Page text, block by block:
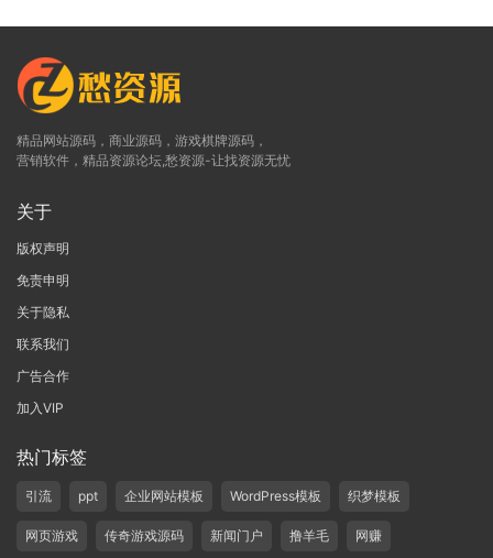
精品网站源码，商业源码，游戏棋牌源码，
营销软件，精品资源论坛,愁资源-让找资源无忧
关于
版权声明
免责申明
关于隐私
联系我们
广告合作
加入VIP
热门标签
引流 ppt 企业网站模板 WordPress模板 织梦模板
网页游戏 传奇游戏源码 新闻门户 撸羊毛 网赚